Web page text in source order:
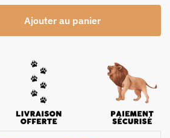
Ajouter au panier